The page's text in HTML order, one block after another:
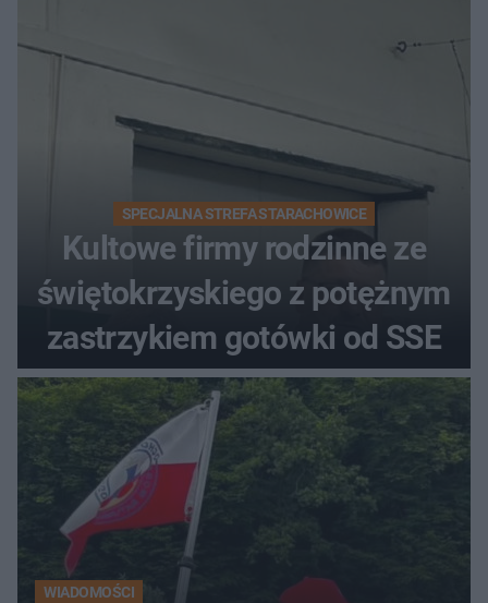
SPECJALNA STREFA STARACHOWICE
Kultowe firmy rodzinne ze
świętokrzyskiego z potężnym
zastrzykiem gotówki od SSE
WIADOMOŚCI